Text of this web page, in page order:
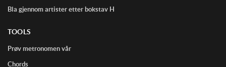
Bla gjennom artister etter bokstav H
TOOLS
Prøv metronomen vår
Chords